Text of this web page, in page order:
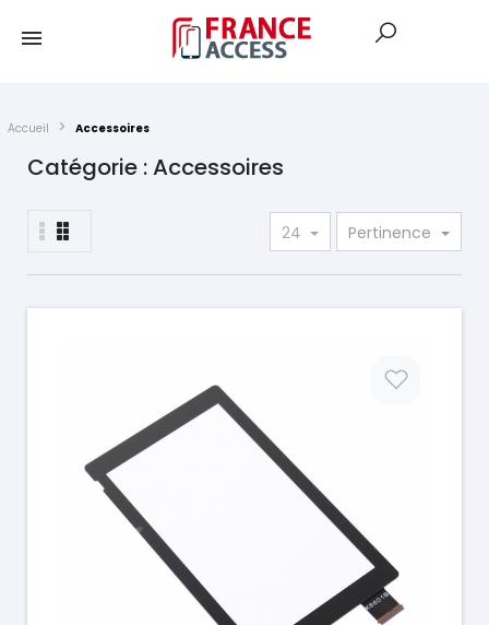
Accueil Accessoires
Catégorie : Accessoires
24 Pertinence